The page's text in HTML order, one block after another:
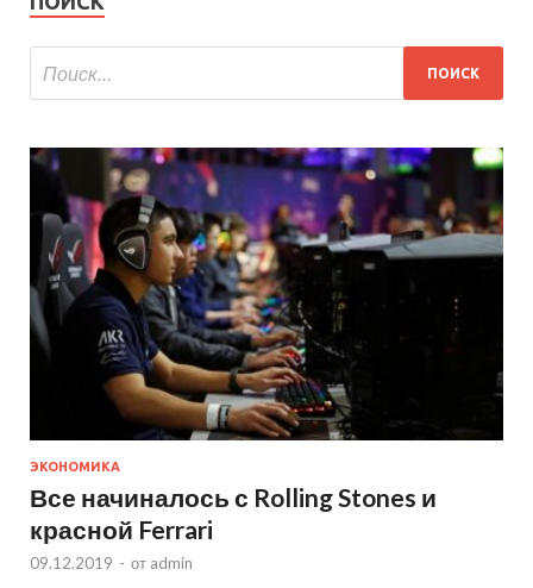
ЭКОНОМИКА
Все начиналось с Rolling Stones и
красной Ferrari
09.12.2019 - от admin